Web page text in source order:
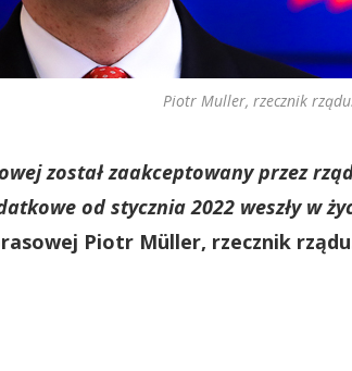
Piotr Muller, rzecznik
został zaakceptowany przez
od stycznia 2022 weszły w
Piotr Müller, rzecznik